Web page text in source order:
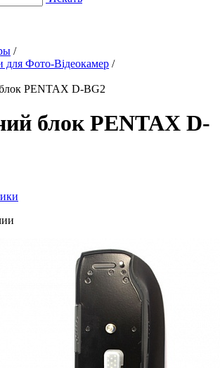
/
для Фото-Відеокамер /
PENTAX D-BG2
блок PENTAX D-